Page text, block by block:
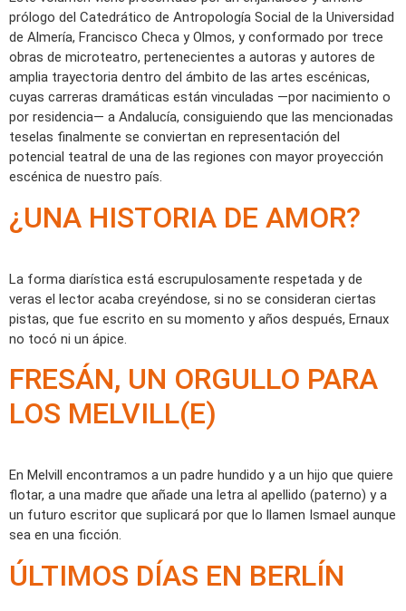
prólogo del Catedrático de Antropología Social de la Universidad
de Almería, Francisco Checa y Olmos, y conformado por trece
obras de microteatro, pertenecientes a autoras y autores de
amplia trayectoria dentro del ámbito de las artes escénicas,
cuyas carreras dramáticas están vinculadas —por nacimiento o
por residencia— a Andalucía, consiguiendo que las mencionadas
teselas finalmente se conviertan en representación del
potencial teatral de una de las regiones con mayor proyección
escénica de nuestro país.
¿UNA HISTORIA DE AMOR?
La forma diarística está escrupulosamente respetada y de
veras el lector acaba creyéndose, si no se consideran ciertas
pistas, que fue escrito en su momento y años después, Ernaux
no tocó ni un ápice.
FRESÁN, UN ORGULLO PARA
LOS MELVILL(E)
En Melvill encontramos a un padre hundido y a un hijo que quiere
flotar, a una madre que añade una letra al apellido (paterno) y a
un futuro escritor que suplicará por que lo llamen Ismael aunque
sea en una ficción.
ÚLTIMOS DÍAS EN BERLÍN